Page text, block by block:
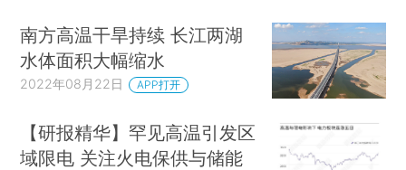
南方高温干旱持续 长江两湖
水体面积大幅缩水
2022年08月22日 APP打开
【研报精华】罕见高温引发区
域限电 关注火电保供与储能